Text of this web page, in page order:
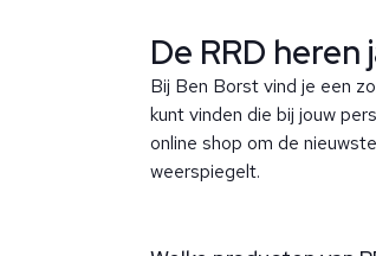
De RRD
Bij Ben Borst vind je een
kunt vinden die bij jouw
online shop om de
weerspiegelt.